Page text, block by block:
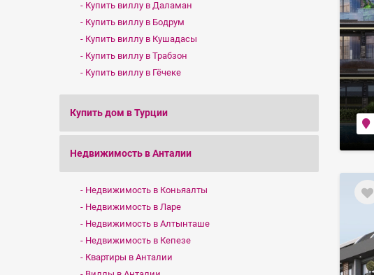
Купить виллу в Даламан
Купить виллу в Бодрум
Купить виллу в Кушадасы
Купить виллу в Трабзон
Купить виллу в Гёчеке
Купить дом в Турции
Недвижимость в Анталии
Недвижимость в Коньяалты
Недвижимость в Ларе
Недвижимость в Алтынташе
Недвижимость в Кепезе
Квартиры в Анталии